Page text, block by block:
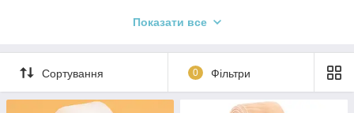
для скрапбукінгу, вишивки
можливості для творчого
вираження. Їх можна
застосовувати для
Показати все
Сортування 0 Фільтри